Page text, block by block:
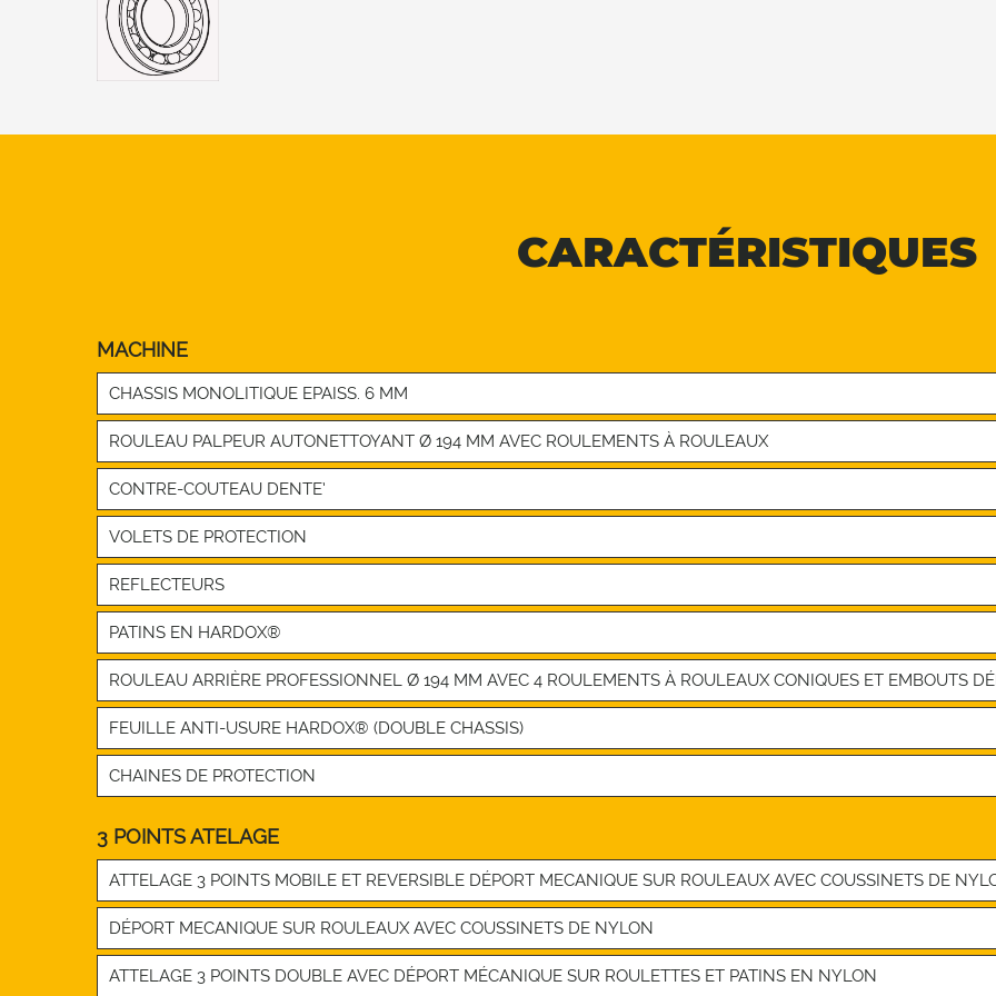
CARACTÉRISTIQUES
MACHINE
CHASSIS MONOLITIQUE EPAISS. 6 MM
ROULEAU PALPEUR AUTONETTOYANT Ø 194 MM AVEC ROULEMENTS À ROULEAUX
CONTRE-COUTEAU DENTE’
VOLETS DE PROTECTION
REFLECTEURS
PATINS EN HARDOX®
ROULEAU ARRIÈRE PROFESSIONNEL Ø 194 MM AVEC 4 ROULEMENTS À ROULEAUX CONIQUES ET EMBOUTS
FEUILLE ANTI-USURE HARDOX® (DOUBLE CHASSIS)
CHAINES DE PROTECTION
3 POINTS ATELAGE
ATTELAGE 3 POINTS MOBILE ET REVERSIBLE DÉPORT MECANIQUE SUR ROULEAUX AVEC COUSSINETS DE
DÉPORT MECANIQUE SUR ROULEAUX AVEC COUSSINETS DE NYLON
ATTELAGE 3 POINTS DOUBLE AVEC DÉPORT MÉCANIQUE SUR ROULETTES ET PATINS EN NYLON